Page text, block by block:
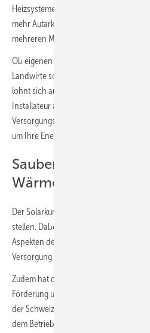
Heizsysteme und E-Mobilität. Neu in
mehr Autarkie, Gemeinschaftsanlagen
mehreren Mietparteien und
Ob eigenen Strom vom Dach fürs
Landwirte sowie Kliniken oder
lohnt sich auf mehreren Ebenen. Mit
Installateur an Ihrer Seite können Sie
Versorgungskonzepte bedarfsgenau
um Ihre Energiekosten nachhaltig zu
Saubere Versorgung
Wärme und Mobilität
Der Solarkunde sollte wissen, was er
stellen. Dabei hilft der Ratgeber 2024
Aspekten der solaren
Versorgung mit Strom, Wärme und
Zudem hat die Fachredaktion eine
Förderung und deren Anlaufstellen in
der Schweiz erstellt. Es wird erklärt,
dem Betrieb von Solaranlagen